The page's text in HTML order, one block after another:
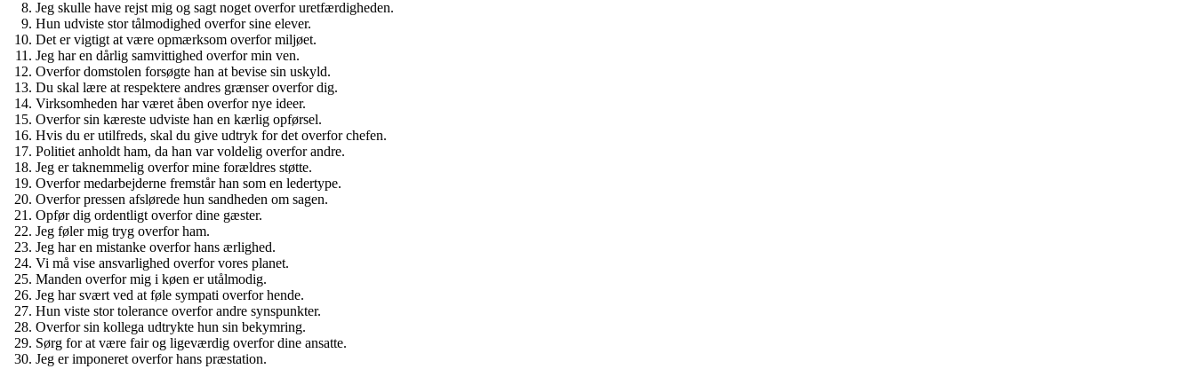
Jeg skulle have rejst mig og sagt noget overfor uretfærdigheden.
Hun udviste stor tålmodighed overfor sine elever.
Det er vigtigt at være opmærksom overfor miljøet.
Jeg har en dårlig samvittighed overfor min ven.
Overfor domstolen forsøgte han at bevise sin uskyld.
Du skal lære at respektere andres grænser overfor dig.
Virksomheden har været åben overfor nye ideer.
Overfor sin kæreste udviste han en kærlig opførsel.
Hvis du er utilfreds, skal du give udtryk for det overfor chefen.
Politiet anholdt ham, da han var voldelig overfor andre.
Jeg er taknemmelig overfor mine forældres støtte.
Overfor medarbejderne fremstår han som en ledertype.
Overfor pressen afslørede hun sandheden om sagen.
Opfør dig ordentligt overfor dine gæster.
Jeg føler mig tryg overfor ham.
Jeg har en mistanke overfor hans ærlighed.
Vi må vise ansvarlighed overfor vores planet.
Manden overfor mig i køen er utålmodig.
Jeg har svært ved at føle sympati overfor hende.
Hun viste stor tolerance overfor andre synspunkter.
Overfor sin kollega udtrykte hun sin bekymring.
Sørg for at være fair og ligeværdig overfor dine ansatte.
Jeg er imponeret overfor hans præstation.